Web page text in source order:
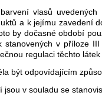
vlasů
a k jejímu zavedení
by dočasné období
stanovených v příloze
regulaci těchto
být odpovídajícím
v souladu se+náhrady